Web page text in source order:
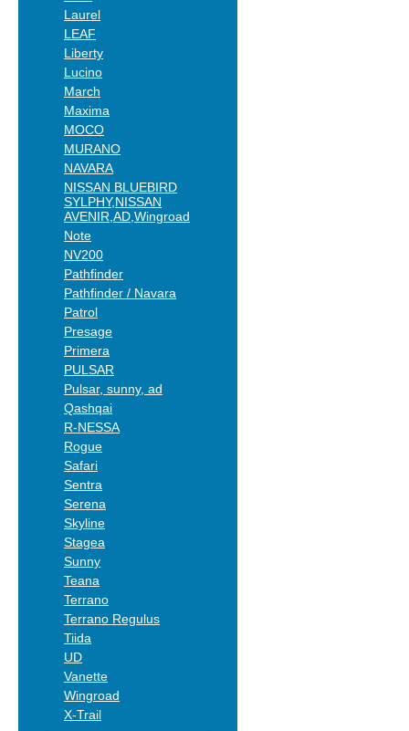
Laurel
LEAF
Liberty
Lucino
March
Maxima
MOCO
MURANO
NAVARA
NISSAN BLUEBIRD
SYLPHY,NISSAN
AVENIR,AD,Wingroad
Note
NV200
Pathfinder
Pathfinder / Navara
Patrol
Presage
Primera
PULSAR
Pulsar, sunny, ad
Qashqai
R-NESSA
Rogue
Safari
Sentra
Serena
Skyline
Stagea
Sunny
Teana
Terrano
Terrano Regulus
Tiida
UD
Vanette
Wingroad
X-Trail